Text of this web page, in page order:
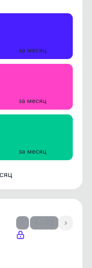
за месяц
за месяц
за месяц
›